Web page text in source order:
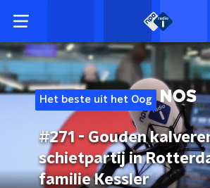
Het beste uit het Oog
#271 - Gouden
schietpartij in
familie Kessler